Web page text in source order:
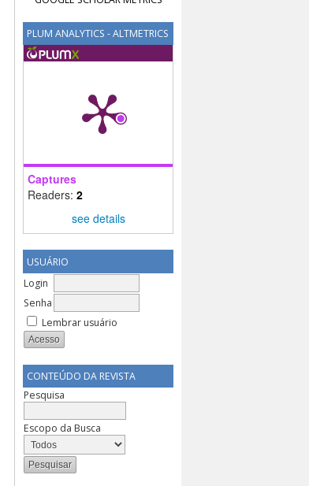
PLUM ANALYTICS - ALTMETRICS
Captures
Readers: 2
see details
USUÁRIO
Login
Senha
Lembrar usuário
CONTEÚDO DA REVISTA
Pesquisa
Escopo da Busca